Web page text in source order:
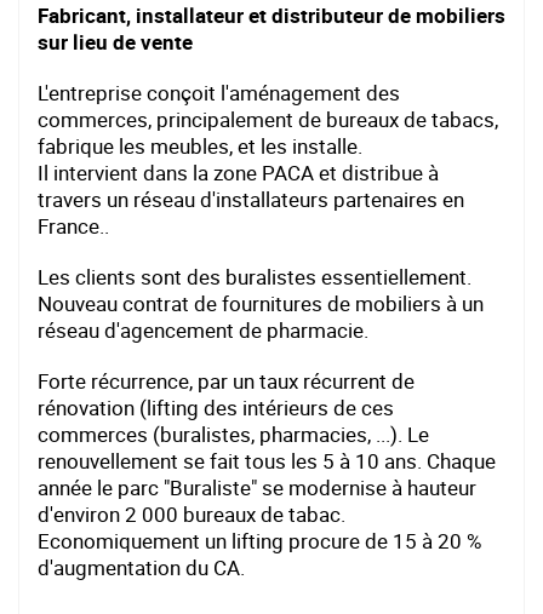
Fabricant, installateur et distributeur de mobiliers
sur lieu de vente
L'entreprise conçoit l'aménagement des
commerces, principalement de bureaux de tabacs,
fabrique les meubles, et les installe.
Il intervient dans la zone PACA et distribue à
travers un réseau d'installateurs partenaires en
France..
Les clients sont des buralistes essentiellement.
Nouveau contrat de fournitures de mobiliers à un
réseau d'agencement de pharmacie.
Forte récurrence, par un taux récurrent de
rénovation (lifting des intérieurs de ces
commerces (buralistes, pharmacies, ...). Le
renouvellement se fait tous les 5 à 10 ans. Chaque
année le parc "Buraliste" se modernise à hauteur
d'environ 2 000 bureaux de tabac.
Economiquement un lifting procure de 15 à 20 %
d'augmentation du CA.